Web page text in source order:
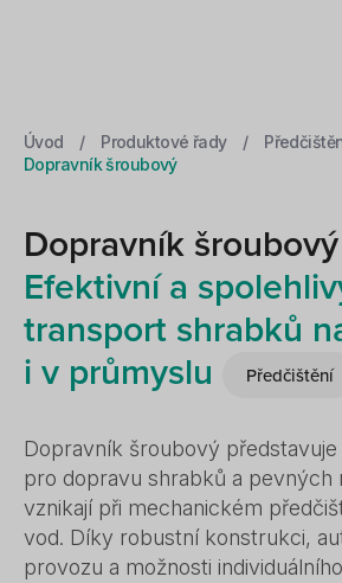
Úvod / Produktové řady /
Dopravník šroubový
Dopravník šroubový
Efektivní a
transport shrabků
i v průmyslu
Předčištění
Dopravník šroubový
pro dopravu shrabků a pevných
vznikají při mechanickém
vod. Díky robustní konstrukci,
provozu a možnosti